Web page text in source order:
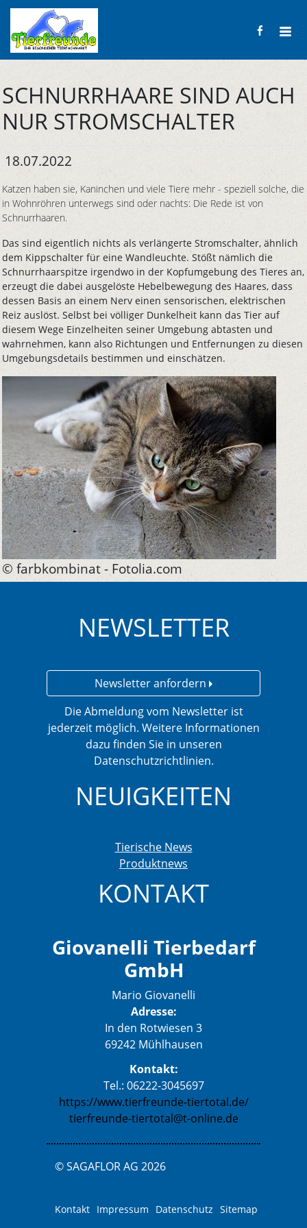
SCHNURRHAARE SIND AUCH
NUR STROMSCHALTER
18.07.2022
Katzen haben sie, Kaninchen und viele Tiere mehr - speziell solche, die
in Wohnröhren unterwegs sind oder nachts: Die Rede ist von
Schnurrhaaren.
Das sind eigentlich nichts als verlängerte Stromschalter, ähnlich
dem Kippschalter für eine Wandleuchte. Stößt nämlich die
Schnurrhaarspitze irgendwo in der Kopfumgebung des Tieres an,
erzeugt die dabei ausgelöste Hebelbewegung des Haares, dass
dessen Basis an einem Nerv einen sensorischen, elektrischen
Reiz auslöst. Selbst bei völliger Dunkelheit kann das Tier auf
diesem Wege Einzelheiten seiner Umgebung abtasten und
wahrnehmen, kann also Richtungen und Entfernungen zu diesen
Umgebungsdetails bestimmen und einschätzen.
© farbkombinat - Fotolia.com
NEWSLETTER
Newsletter anfordern
Die Abmeldung vom Newsletter ist
jederzeit möglich. Weitere Informationen
dazu finden Sie in unseren
Datenschutzrichtlinien.
NEUIGKEITEN
Tierische News
Produktnews
KONTAKT
Giovanelli Tierbedarf
GmbH
Mario Giovanelli
Adresse:
In den Rotwiesen 3
69242 Mühlhausen
Kontakt:
Tel.: 06222-3045697
https://www.tierfreunde-tiertotal.de/
tierfreunde-tiertotal@t-online.de
© SAGAFLOR AG 2026
Kontakt Impressum Datenschutz Sitemap